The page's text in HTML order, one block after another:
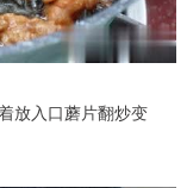
放入口蘑片翻炒变